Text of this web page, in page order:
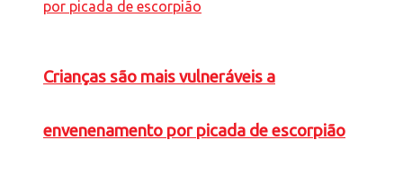
Crianças são mais vulneráveis a
envenenamento por picada de escorpião